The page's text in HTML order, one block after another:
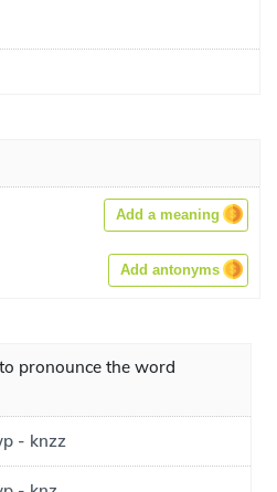
Add a meaning
Add antonyms
pronounce the word
- knzz